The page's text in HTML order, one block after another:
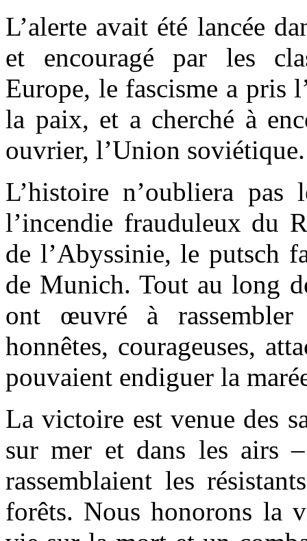
L’alerte avait été lancée
et encouragé par les
Europe, le fascisme a pris
la paix, et a cherché à
ouvrier, l’Union soviétique.
L’histoire n’oubliera pas
l’incendie frauduleux du
de l’Abyssinie, le putsch
de Munich. Tout au long
ont œuvré à
honnêtes, courageuses,
pouvaient endiguer la
La victoire est venue des
sur mer et dans les airs
rassemblaient les
forêts. Nous honorons la